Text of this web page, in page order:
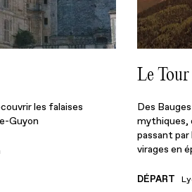
les falaises
Guyon
Le
Des
mythiques,
passant par
virages en
DÉPART